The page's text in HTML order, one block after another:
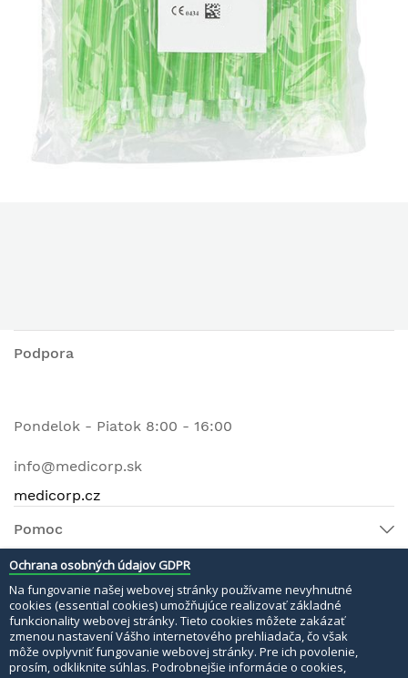
Podpora
Pondelok - Piatok 8:00 - 16:00
info@medicorp.sk
medicorp.cz
Pomoc
© 2022 MEDI MATERI s.r.o. Všetky práva vyhradené.
Bezpečné platby:
Ochrana osobných údajov GDPR
Na fungovanie našej webovej stránky používame nevyhnutné
cookies (essential cookies) umožňujúce realizovať základné
funkcionality webovej stránky. Tieto cookies môžete zakázať
zmenou nastavení Vášho internetového prehliadača, čo však
môže ovplyvniť fungovanie webovej stránky. Pre ich povolenie,
prosím, odkliknite súhlas. Podrobnejšie informácie o cookies,